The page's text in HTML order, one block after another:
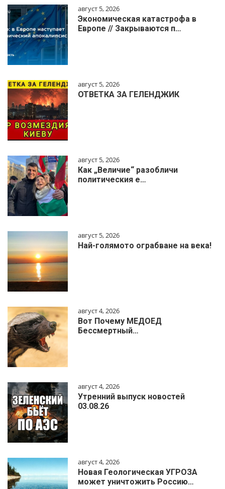
август 5, 2026
Экономическая катастрофа в
Европе // Закрываются п…
август 5, 2026
ОТВЕТКА ЗА ГЕЛЕНДЖИК
август 5, 2026
Как „Величие“ разобличи
политическия е…
август 5, 2026
Най-голямото ограбване на века!
август 4, 2026
Вот Почему МЕДОЕД
Бессмертный…
август 4, 2026
Утренний выпуск новостей
03.08.26
август 4, 2026
Новая Геологическая УГРОЗА
может уничтожить Россию…